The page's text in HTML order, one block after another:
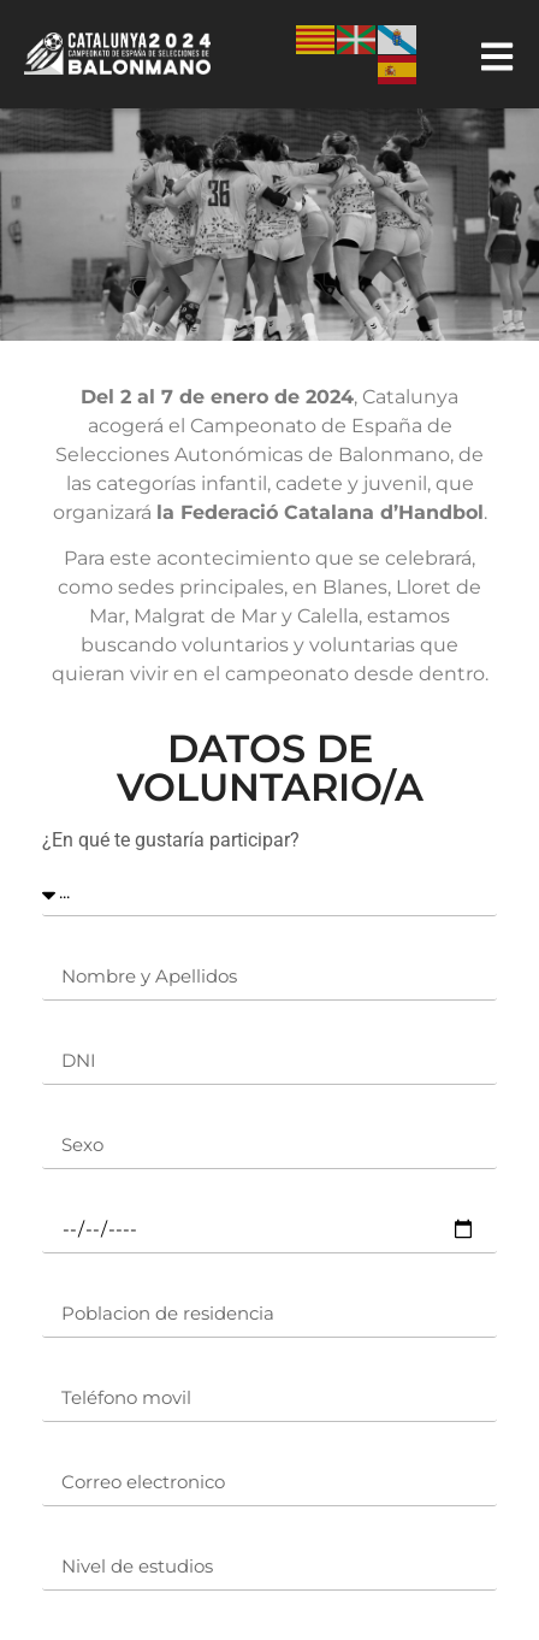
Del 2 al 7 de enero de 2024, Catalunya
acogerá el Campeonato de España de
Selecciones Autonómicas de Balonmano, de
las categorías infantil, cadete y juvenil, que
organizará la Federació Catalana d’Handbol.
Para este acontecimiento que se celebrará,
como sedes principales, en Blanes, Lloret de
Mar, Malgrat de Mar y Calella, estamos
buscando voluntarios y voluntarias que
quieran vivir en el campeonato desde dentro.
DATOS DE
VOLUNTARIO/A
¿En qué te gustaría participar?